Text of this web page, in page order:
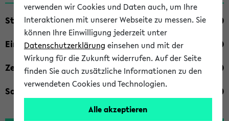
Studienfach
Einrichtung
Zeiten
Sonstiges
verwenden wir Cookies und Daten auch, um Ihre
Interaktionen mit unserer Webseite zu messen. Sie
können Ihre Einwilligung jederzeit unter
Datenschutzerklärung einsehen und mit der
Wirkung für die Zukunft widerrufen. Auf der Seite
finden Sie auch zusätzliche Informationen zu den
verwendeten Cookies und Technologien.
Alle akzeptieren